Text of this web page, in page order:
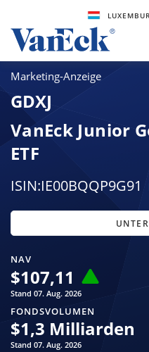
Marketing-Anzeige
GDXJ
VanEck Junior
ETF
ISIN:IE00BQQP9G91
NAV
$107,11
Stand 07. Aug. 2026
FONDSVOLUMEN
$1,3 Milliarden
Stand 07. Aug. 2026